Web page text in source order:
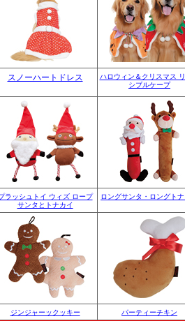
スノーハートドレス
ハロウィン＆クリスマス
シブルケープ
ラッシュトイ ウィズ ロープ
サンタとトナカイ
ロングサンタ・ロングト
ジンジャーックッキー パーティーチキン